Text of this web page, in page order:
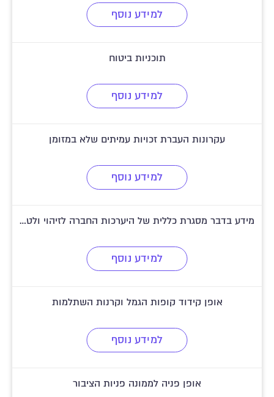
למידע נוסף
תוכניות ביטוח
למידע נוסף
עקרונות העברת זכויות עמיתים שלא במזומן
למידע נוסף
מידע בדבר מסגרת כללית של היערכות החברה לזיהוי ולטיפול בחובות בעייתיים
למידע נוסף
אופן קידוד קופות הגמל וקרנות השתלמות
למידע נוסף
אופן פניה לממונה פניות הציבור